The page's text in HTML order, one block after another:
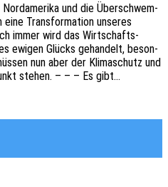
und die Über­schwem­
Trans­for­ma­ti­on unse­res
immer wird das Wirt­schafts­
ewigen Glücks gehan­delt, beson­
nun aber der Klima­schutz und
stehen. – – – Es gibt…